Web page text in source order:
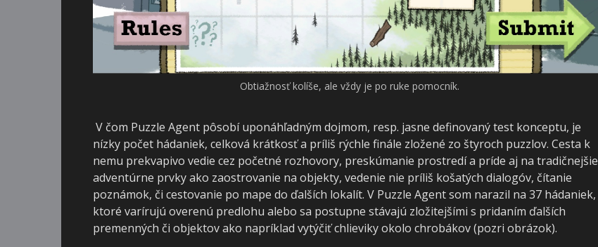
Obtiažnosť kolíše, ale vždy je po ruke pomocník.
V čom Puzzle Agent pôsobí uponáhľadným dojmom, resp. jasne definovaný test konceptu, je
nízky počet hádaniek, celková krátkosť a príliš rýchle finále zložené zo štyroch puzzlov. Cesta k
nemu prekvapivo vedie cez početné rozhovory, preskúmanie prostredí a príde aj na tradičnejšie
adventúrne prvky ako zaostrovanie na objekty, vedenie nie príliš košatých dialogóv, čítanie
poznámok, či cestovanie po mape do ďalších lokalít. V Puzzle Agent som narazil na 37 hádaniek,
ktoré varírujú overenú predlohu alebo sa postupne stávajú zložitejšími s pridaním ďalších
premenných či objektov ako napríklad vytýčiť chlieviky okolo chrobákov (pozri obrázok).